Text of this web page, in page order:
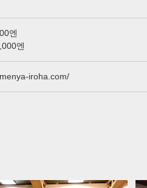
엔
엔
iroha.com/